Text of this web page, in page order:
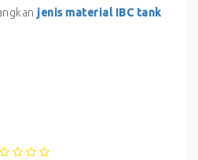
jenis material IBC tank